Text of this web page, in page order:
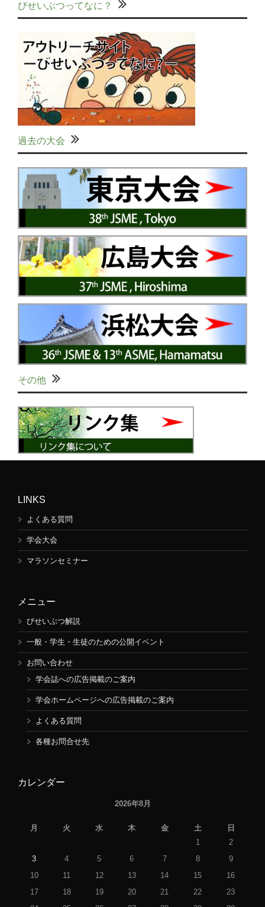
びせいぶつってなに？
過去の大会
その他
LINKS
よくある質問
学会大会
マラソンセミナー
メニュー
びせいぶつ解説
一般・学生・生徒のための公開イベント
お問い合わせ
学会誌への広告掲載のご案内
学会ホームページへの広告掲載のご案内
よくある質問
各種お問合せ先
カレンダー
2026年8月
月 火 水 木 金 土
日
1
2
3
4 5 6 7 8
9
10
11 12 13 14 15
16
17
18 19 20 21 22
23